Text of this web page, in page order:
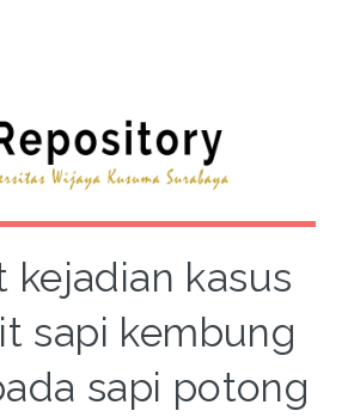
kejadian kasus
sapi kembung
sapi potong